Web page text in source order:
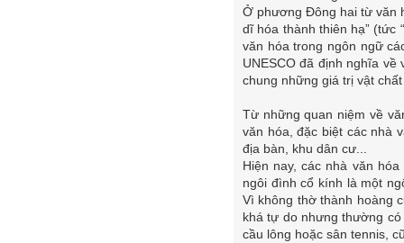
Ở phương Đông hai từ văn
dĩ hóa thành thiên hạ” (tức
văn hóa trong ngôn ngữ
UNESCO đã định nghĩa
chung những giá trị vật
Từ những quan niệm về
văn hóa, đặc biệt các nhà
địa bàn, khu dân cư...
Hiện nay, các nhà văn
ngôi đình cổ kính là một
Vì không thờ thành hoàng
khá tự do nhưng thường
cầu lông hoặc sân tennis,